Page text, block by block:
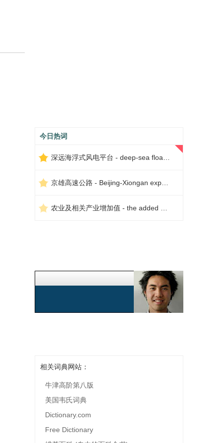
今日热词
相关词典网站：
牛津高阶第八版
美国韦氏词典
Dictionary.com
Free Dictionary